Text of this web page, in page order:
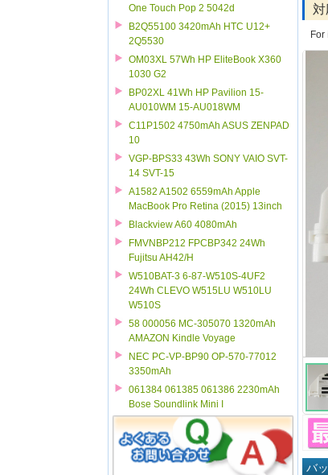
One Touch Pop 2 5042d
B2Q55100 3420mAh HTC U12+
2Q5530
OM03XL 57Wh HP EliteBook X360
1030 G2
BP02XL 41Wh HP Pavilion 15-
AU010WM 15-AU018WM
C11P1502 4750mAh ASUS ZENPAD
10
VGP-BPS33 43Wh SONY VAIO SVT-
14 SVT-15
A1582 A1502 6559mAh Apple
MacBook Pro Retina (2015) 13inch
Blackview A60 4080mAh
FMVNBP212 FPCBP342 24Wh
Fujitsu AH42/H
W510BAT-3 6-87-W510S-4UF2
24Wh CLEVO W515LU W510LU
W510S
58 000056 MC-305070 1320mAh
AMAZON Kindle Voyage
NEC PC-VP-BP90 OP-570-77012
3350mAh
061384 061385 061386 2230mAh
Bose Soundlink Mini I
For
バ